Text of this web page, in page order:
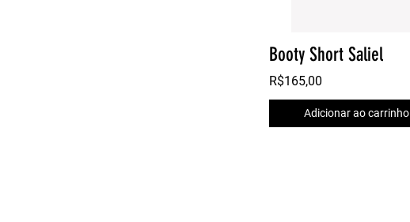
Booty Short Saliel
R$165,00
Adicionar ao carrinho